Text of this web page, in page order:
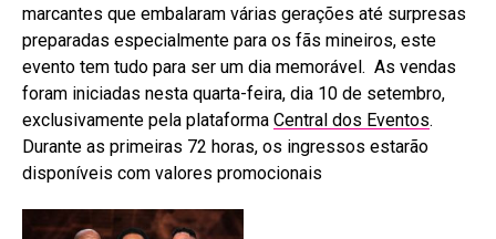
marcantes que embalaram várias gerações até surpresas
preparadas especialmente para os fãs mineiros, este
evento tem tudo para ser um dia memorável. As vendas
foram iniciadas nesta quarta-feira, dia 10 de setembro,
exclusivamente pela plataforma Central dos Eventos.
Durante as primeiras 72 horas, os ingressos estarão
disponíveis com valores promocionais